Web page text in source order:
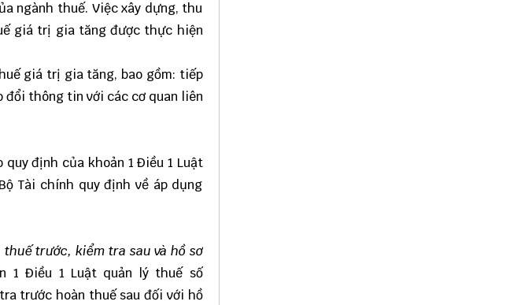
ngành thuế. Việc xây dựng, thu
giá trị gia tăng được thực hiện
giá trị gia tăng, bao gồm: tiếp
đổi thông tin với các cơ quan liên
định của khoản 1 Điều 1 Luật
Tài chính quy định về áp dụng
trước, kiểm tra sau và hồ sơ
1 Điều 1 Luật quản lý thuế số
trước hoàn thuế sau đối với hồ